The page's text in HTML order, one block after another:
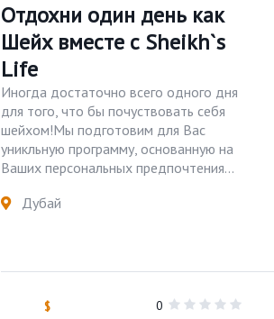
Отдохни один день как
Шейх вместе с Sheikh`s
Life
Иногда достаточно всего одного дня
для того, что бы почуствовать себя
шейхом!Мы подготовим для Вас
уникльную программу, основанную на
Ваших персональных предпочтения...
Дубай
$ 0